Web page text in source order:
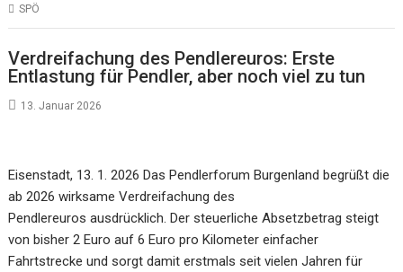
SPÖ
Verdreifachung des Pendlereuros: Erste
Entlastung für Pendler, aber noch viel zu tun
13. Januar 2026
Eisenstadt, 13. 1. 2026 Das Pendlerforum Burgenland begrüßt die
ab 2026 wirksame Verdreifachung des
Pendlereuros ausdrücklich. Der steuerliche Absetzbetrag steigt
von bisher 2 Euro auf 6 Euro pro Kilometer einfacher
Fahrtstrecke und sorgt damit erstmals seit vielen Jahren für